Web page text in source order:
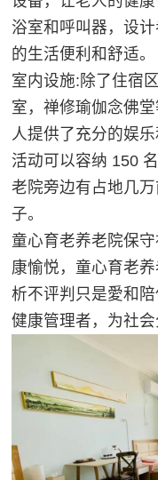
浴室和呼叫器，设
的生活便利和舒适。
室内设施:除了住宿
室，禅修瑜伽念佛
人提供了充分的娱
活动可以容纳 150
老院旁边有占地几
子。
童心育老养老院保
康愉悦，童心育老
析不评判只是愛和
健康管理者，为社会